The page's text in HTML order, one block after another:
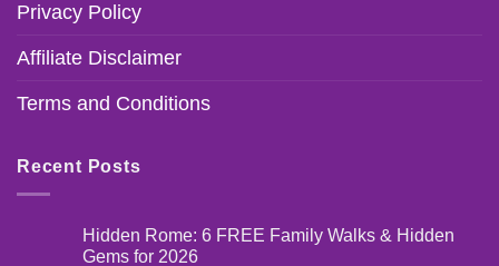
Privacy Policy
Affiliate Disclaimer
Terms and Conditions
Recent Posts
Hidden Rome: 6 FREE Family Walks & Hidden
Gems for 2026